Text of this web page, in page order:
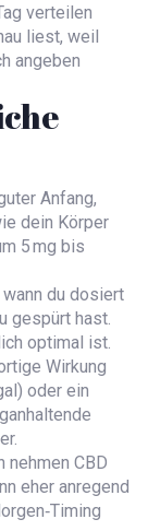
verteilen
liest, weil
angeben
Anfang,
dein Körper
5 mg bis
du dosiert
gespürt hast.
optimal ist.
Wirkung
oder ein
nehmen CBD
eher anregend